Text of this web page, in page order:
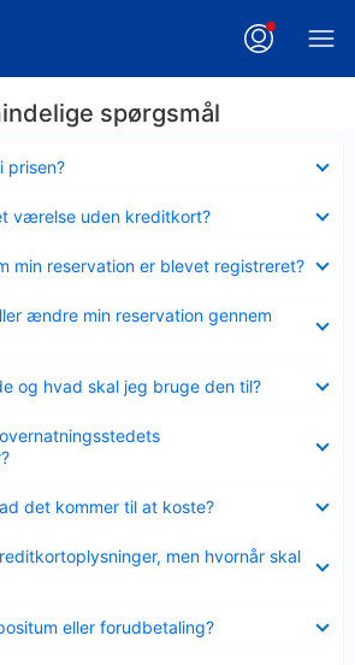
spørgsmål
prisen?
værelse uden kreditkort?
min reservation er blevet registreret?
ændre min reservation gennem
og hvad skal jeg bruge den til?
det kommer til at koste?
men hvornår skal
eller forudbetaling?